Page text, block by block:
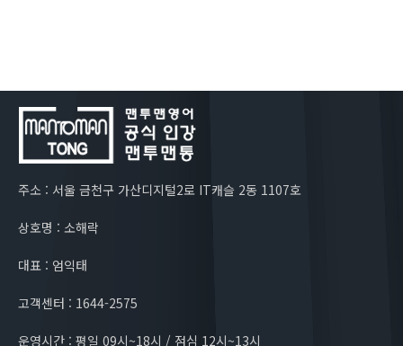
주소 : 서울 금천구 가산디지털2로 IT캐슬 2동 1107호
상호명 : 소해락
대표 : 엄익태
고객센터 : 1644-2575
운영시간 : 평일 09시~18시 / 점심 12시~13시